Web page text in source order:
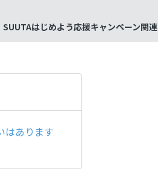
SUUTAはじめよう応援キャンペーン関連
はあります